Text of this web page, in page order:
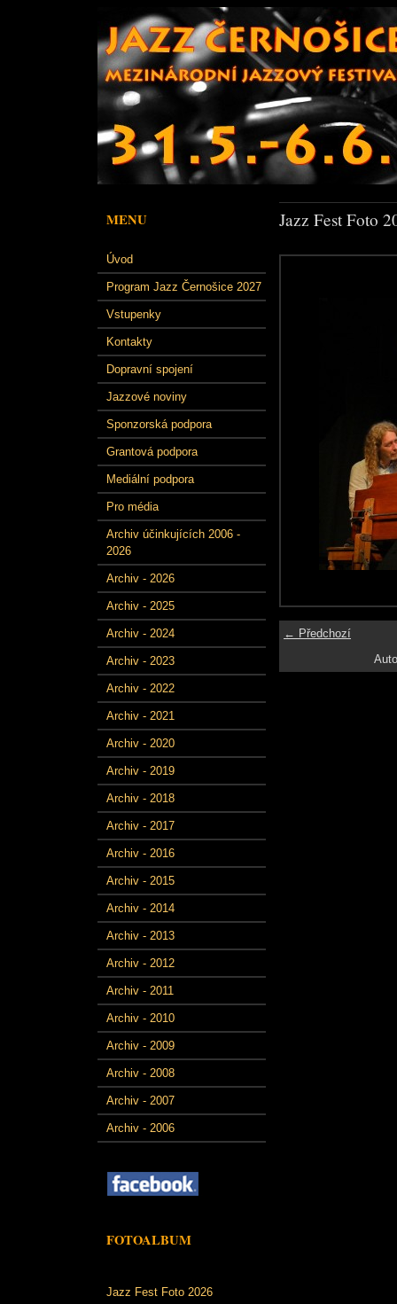
MENU
Úvod
Program Jazz Černošice 2027
Vstupenky
Kontakty
Dopravní spojení
Jazzové noviny
Sponzorská podpora
Grantová podpora
Mediální podpora
Pro média
Archiv účinkujících 2006 -
2026
Archiv - 2026
Archiv - 2025
Archiv - 2024
Archiv - 2023
Archiv - 2022
Archiv - 2021
Archiv - 2020
Archiv - 2019
Archiv - 2018
Archiv - 2017
Archiv - 2016
Archiv - 2015
Archiv - 2014
Archiv - 2013
Archiv - 2012
Archiv - 2011
Archiv - 2010
Archiv - 2009
Archiv - 2008
Archiv - 2007
Archiv - 2006
FOTOALBUM
Jazz Fest Foto 2026
Jazz Fest Foto
← Předchozí